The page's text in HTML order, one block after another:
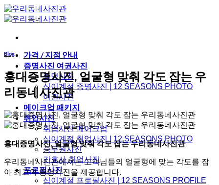
Skip
to
content
가격 / 지점 안내
증명사진 여권사진
증명사진
십이계절 증명사진 | 12 SEASONS PHOTO
여권사진
메이크업 패키지
취업사진
취업사진 메이크업
십이계절 취업사진 | 12 SEASONS PHOTO
승무원사진
간호사 취업사진
프로필사진
십이계절 프로필사진 | 12 SEASONS PROFILE
Blog
홍대증명사진, 얼굴형 맞춰 각도 잡는 우
리동네사진관
홍대증명사진, 얼굴형 맞춰 각도 잡는 우리동네사진관
우리동네사진관에서는 고객님들의 얼굴형에 맞는 각도를 잡
아 최고의 증명사진을 제공합니다.